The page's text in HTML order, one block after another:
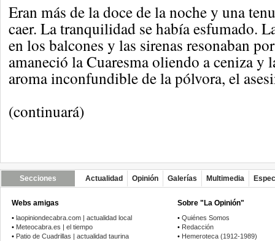
Eran más de la doce de la noche y una
caer. La tranquilidad se había esfumado.
en los balcones y las sirenas resonaban
amaneció la Cuaresma oliendo a ceniza y
aroma inconfundible de la pólvora, el
(continuará)
Secciones Actualidad Opinión Galerías Multimedia
Webs amigas
• laopiniondecabra.com | actualidad local
• Meteocabra.es | el tiempo
• Patio de Cuadrillas | actualidad taurina
Sobre "La Opinión"
• Quiénes Somos
• Redacción
• Hemeroteca (1912-1989)